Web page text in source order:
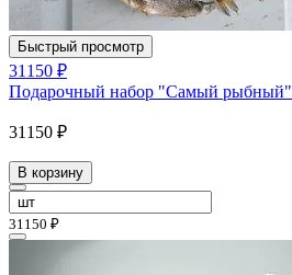
Быстрый просмотр
31150 ₽
Подарочный набор "Самый рыбный"
31150 ₽
В корзину
31150 ₽